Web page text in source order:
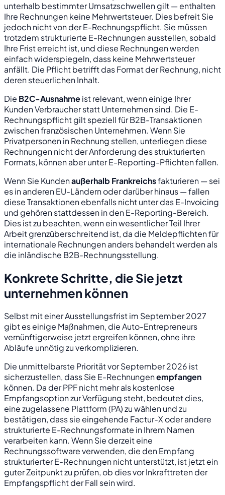
unterhalb bestimmter Umsatzschwellen gilt — enthalten
Ihre Rechnungen keine Mehrwertsteuer. Dies befreit Sie
jedoch nicht von der E-Rechnungspflicht. Sie müssen
trotzdem strukturierte E-Rechnungen ausstellen, sobald
Ihre Frist erreicht ist, und diese Rechnungen werden
einfach widerspiegeln, dass keine Mehrwertsteuer
anfällt. Die Pflicht betrifft das Format der Rechnung, nicht
deren steuerlichen Inhalt.
Die B2C-Ausnahmeist relevant, wenn einige Ihrer
Kunden Verbraucher statt Unternehmen sind. Die E-
Rechnungspflicht gilt speziell für B2B-Transaktionen
zwischen französischen Unternehmen. Wenn Sie
Privatpersonen in Rechnung stellen, unterliegen diese
Rechnungen nicht der Anforderung des strukturierten
Formats, können aber unter E-Reporting-Pflichten fallen.
Wenn Sie Kundenaußerhalb Frankreichsfakturieren — sei
es in anderen EU-Ländern oder darüber hinaus — fallen
diese Transaktionen ebenfalls nicht unter das E-Invoicing
und gehören stattdessen in den E-Reporting-Bereich.
Dies ist zu beachten, wenn ein wesentlicher Teil Ihrer
Arbeit grenzüberschreitend ist, da die Meldepflichten für
internationale Rechnungen anders behandelt werden als
die inländische B2B-Rechnungsstellung.
Konkrete Schritte, die Sie jetzt
unternehmen können
Selbst mit einer Ausstellungsfrist im September 2027
gibt es einige Maßnahmen, die Auto-Entrepreneurs
vernünftigerweise jetzt ergreifen können, ohne ihre
Abläufe unnötig zu verkomplizieren.
Die unmittelbarste Priorität vor September 2026 ist
sicherzustellen, dass Sie E-Rechnungenempfangen
können. Da der PPF nicht mehr als kostenlose
Empfangsoption zur Verfügung steht, bedeutet dies,
eine zugelassene Plattform (PA) zu wählen und zu
bestätigen, dass sie eingehende Factur-X oder andere
strukturierte E-Rechnungsformate in Ihrem Namen
verarbeiten kann. Wenn Sie derzeit eine
Rechnungssoftware verwenden, die den Empfang
strukturierter E-Rechnungen nicht unterstützt, ist jetzt ein
guter Zeitpunkt zu prüfen, ob dies vor Inkrafttreten der
Empfangspflicht der Fall sein wird.